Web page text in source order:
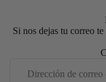
Si nos dejas tu correo